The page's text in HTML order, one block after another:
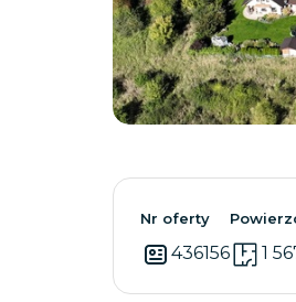
Nr oferty
436156 1